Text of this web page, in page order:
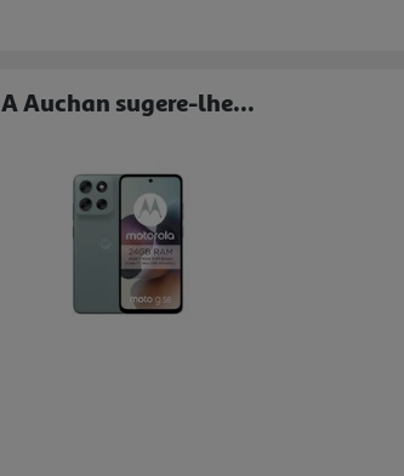
A Auchan sugere-lhe...